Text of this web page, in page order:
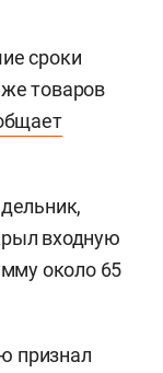
сроки
товаров
входную
около 65
признал